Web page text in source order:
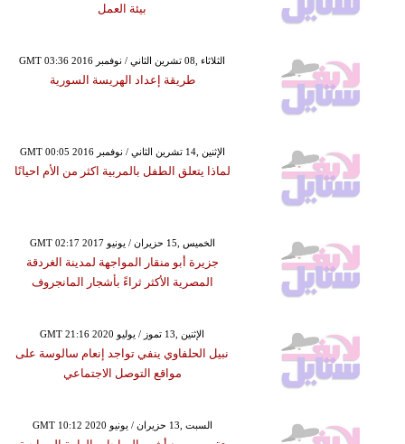
بيئة العمل
GMT 03:36 2016 الثلاثاء ,08 تشرين الثاني / نوفمبر
طريقة إعداد الهريسة السورية
GMT 00:05 2016 الإثنين ,14 تشرين الثاني / نوفمبر
لماذا يتعلق الطفل بالمربية اكثر من الأم احيانًا
GMT 02:17 2017 الخميس ,15 حزيران / يونيو
جزيرة أبو منقار المواجهة لمدينة الغردقة
المصرية الأكثر ثراءً بأشجار المانجروف
GMT 21:16 2020 الإثنين ,13 تموز / يوليو
نبيل الحلفاوي ينفي تواجد إنعام سالوسة على
مواقع التوصل الاجتماعي
GMT 10:12 2020 السبت ,13 حزيران / يونيو